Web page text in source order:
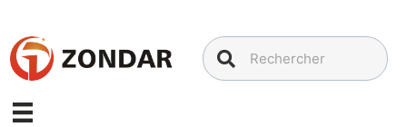
contenu